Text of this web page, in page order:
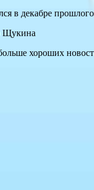
в декабре
Щукина
хороших